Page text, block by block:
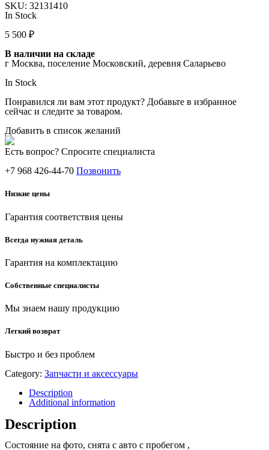
SKU: 32131410
In Stock
5 500 ₽
В наличии на складе
г Москва, поселение Московский, деревня Саларьево
In Stock
Понравился ли вам этот продукт? Добавьте в избранное
сейчас и следите за товаром.
Добавить в список желаний
Есть вопрос? Спросите специалиста
+7 968 426-44-70 Позвонить
Низкие цены
Гарантия соответствия цены
Всегда нужная деталь
Гарантия на комплектацию
Собственные специалисты
Мы знаем нашу продукцию
Легкий возврат
Быстро и без проблем
Category: Запчасти и аксессуары
Description
Additional information
Description
Состояние на фото, снята с авто с пробегом ,